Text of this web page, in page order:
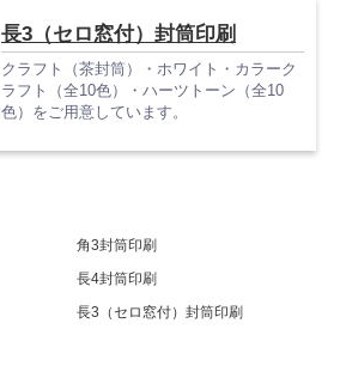
長3（セロ窓付）封筒印刷
クラフト（茶封筒）・ホワイト・カラーク
ラフト（全10色）・ハーツトーン（全10
色）をご用意しています。
角3封筒印刷
長4封筒印刷
長3（セロ窓付）封筒印刷